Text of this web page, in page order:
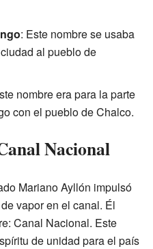
: Este nombre se usaba
al pueblo de
nombre era para la parte
con el pueblo de Chalco.
Nacional
Mariano Ayllón impulsó
vapor en el canal. Él
Canal Nacional. Este
de unidad para el país